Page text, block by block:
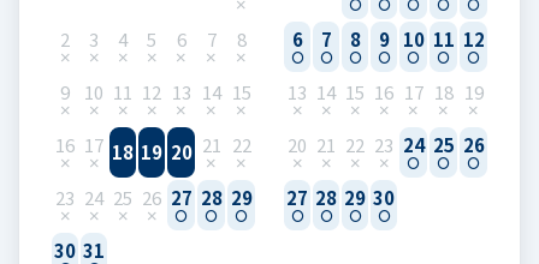
2 3 4 5 6 7 8
9 10 11 12 13 14 15
16 17 18 19 20 21 22
23 24 25 26 27 28 29
30 31
6 7 8 9 10 11 12
13 14 15 16 17 18 19
20 21 22 23 24 25 26
27 28 29 30